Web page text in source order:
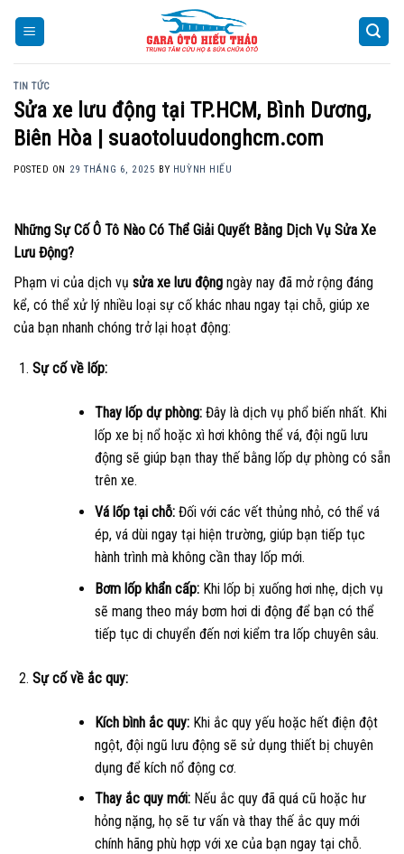
TIN TỨC
Sửa xe lưu động tại TP.HCM, Bình Dương,
Biên Hòa | suaotoluudonghcm.com
POSTED ON 29 THÁNG 6, 2025 BY HUỲNH HIẾU
Những Sự Cố Ô Tô Nào Có Thể Giải Quyết Bằng Dịch Vụ Sửa Xe
Lưu Động?
Phạm vi của dịch vụ sửa xe lưu động ngày nay đã mở rộng đáng
kể, có thể xử lý nhiều loại sự cố khác nhau ngay tại chỗ, giúp xe
của bạn nhanh chóng trở lại hoạt động:
Sự cố về lốp:
Thay lốp dự phòng:Đây là dịch vụ phổ biến nhất. Khi
lốp xe bị nổ hoặc xì hơi không thể vá, đội ngũ lưu
động sẽ giúp bạn thay thế bằng lốp dự phòng có sẵn
trên xe.
Vá lốp tại chỗ:Đối với các vết thủng nhỏ, có thể vá
ép, vá dùi ngay tại hiện trường, giúp bạn tiếp tục
hành trình mà không cần thay lốp mới.
Bơm lốp khẩn cấp:Khi lốp bị xuống hơi nhẹ, dịch vụ
sẽ mang theo máy bơm hơi di động để bạn có thể
tiếp tục di chuyển đến nơi kiểm tra lốp chuyên sâu.
Sự cố về ắc quy:
Kích bình ắc quy:Khi ắc quy yếu hoặc hết điện đột
ngột, đội ngũ lưu động sẽ sử dụng thiết bị chuyên
dụng để kích nổ động cơ.
Thay ắc quy mới:Nếu ắc quy đã quá cũ hoặc hư
hỏng nặng, họ sẽ tư vấn và thay thế ắc quy mới
chính hãng phù hợp với xe của bạn ngay tại chỗ.